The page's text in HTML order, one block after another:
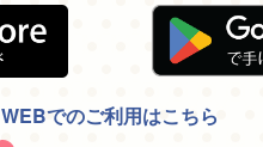
WEBでのご利用はこちら